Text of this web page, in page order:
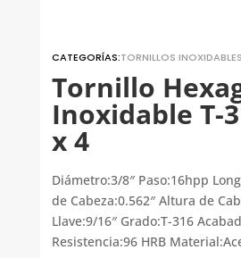
CATEGORÍAS:TORNILLOS INOXIDABLES
Tornillo
Inoxidable T-
x 4
Diámetro:3/8″ Paso:16hpp
de Cabeza:0.562″ Altura de
Llave:9/16″ Grado:T-316
Resistencia:96 HRB